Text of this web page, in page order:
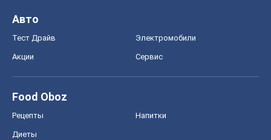
Авто
Тест Драйв Электромобили
Акции Сервис
Food Oboz
Рецепты Напитки
Диеты